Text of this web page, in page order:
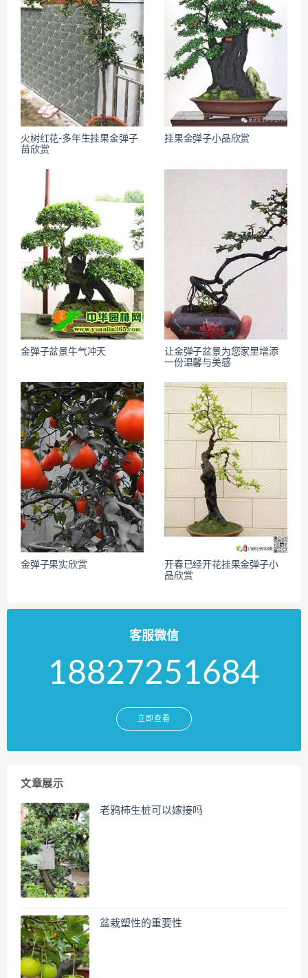
火树红花-多年生挂果金弹子
苗欣赏
挂果金弹子小品欣赏
金弹子盆景牛气冲天
让金弹子盆景为您家里增添
一份温馨与美感
金弹子果实欣赏
开春已经开花挂果金弹子小
品欣赏
客服微信
18827251684
立即查看
文章展示
老鸦柿生桩可以嫁接吗
盆栽塑性的重要性